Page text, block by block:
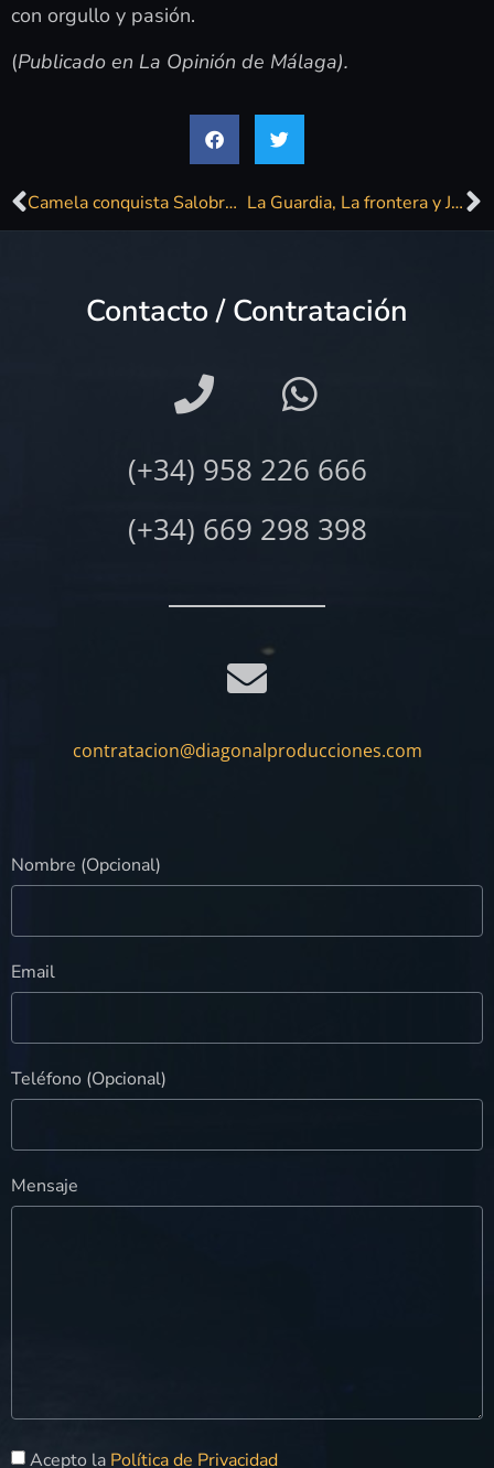
con orgullo y pasión.
(Publicado en La Opinión de Málaga).
Camela conquista Salobreña en Tropicalia Summer Music 2023 La Guardia, La frontera y Javier Ojeda hacen rockanrolear al público de Salobreña en una noche para el recuerdo
Contacto / Contratación
(+34) 958 226 666
(+34) 669 298 398
contratacion@diagonalproducciones.com
Nombre (Opcional)
Email
Teléfono (Opcional)
Mensaje
Acepto la Política de Privacidad